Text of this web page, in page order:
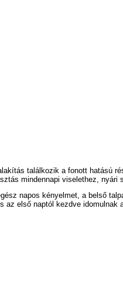
találkozik a fonott hatású
mindennapi viselethez,
napos kényelmet, a belső
az első naptól kezdve idomulnak